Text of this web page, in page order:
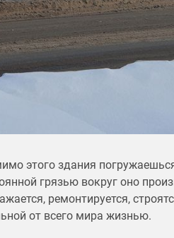
этого здания
грязью вокруг оно
ремонтируется,
от всего мира жизнью.